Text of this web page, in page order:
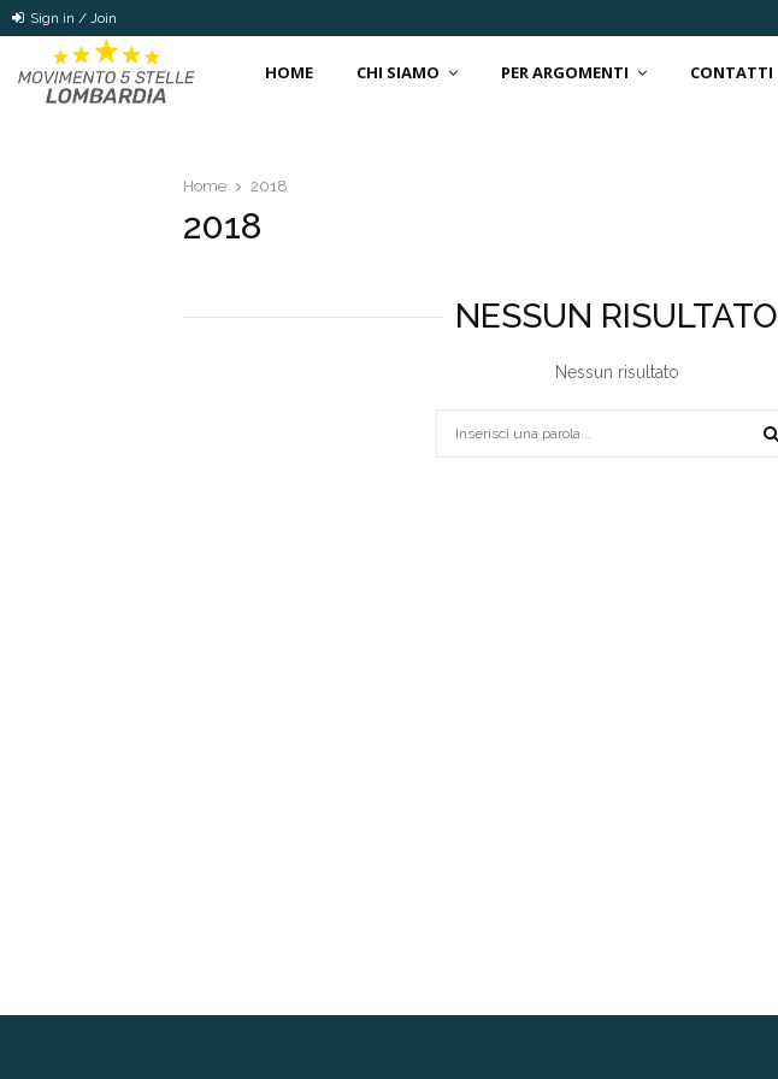
Sign in / Join
HOME CHI SIAMO PER ARGOMENTI CONTATTI
Home 2018
2018
NESSUN RISULTATO
Nessun risultato